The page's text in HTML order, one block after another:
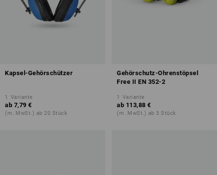
Kapsel-Gehörschützer
1 Variante
ab 7,79 €
(m. MwSt.) ab 20 Stück
Gehörschutz-Ohrenstöpsel
Free II EN 352-2
1 Variante
ab 113,88 €
(m. MwSt.) ab 3 Stück